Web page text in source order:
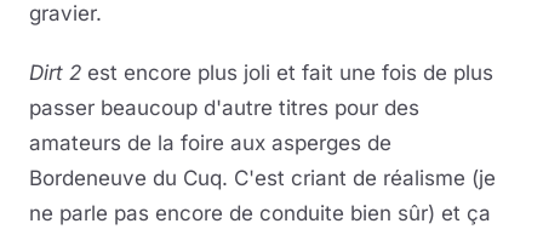
gravier.
Dirt 2 est encore plus joli et fait une fois de plus
passer beaucoup d'autre titres pour des
amateurs de la foire aux asperges de
Bordeneuve du Cuq. C'est criant de réalisme (je
ne parle pas encore de conduite bien sûr) et ça